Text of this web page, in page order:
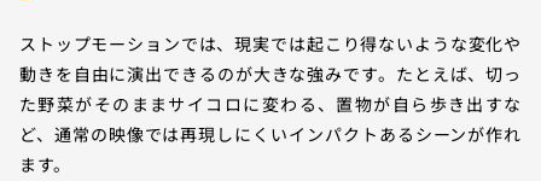
ストップモーションでは、現実では起こり得ないような変化や
動きを自由に演出できるのが大きな強みです。たとえば、切っ
た野菜がそのままサイコロに変わる、置物が自ら歩き出すな
ど、通常の映像では再現しにくいインパクトあるシーンが作れ
ます。